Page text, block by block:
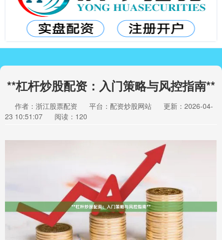
**杠杆炒股配资：入门策略与风控指南**
作者：浙江股票配资 平台：配资炒股网站
更新：2026-04-
23 10:51:07
阅读：120